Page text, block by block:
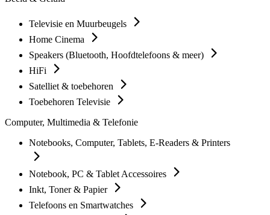
Televisie en Muurbeugels
Home Cinema
Speakers (Bluetooth, Hoofdtelefoons & meer)
HiFi
Satelliet & toebehoren
Toebehoren Televisie
Computer, Multimedia & Telefonie
Notebooks, Computer, Tablets, E-Readers & Printers
Notebook, PC & Tablet Accessoires
Inkt, Toner & Papier
Telefoons en Smartwatches